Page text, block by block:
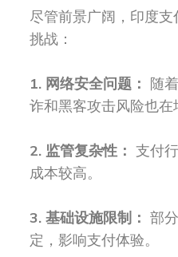
尽管前景广阔，印度
挑战：
1. 网络安全问题： 随
诈和黑客攻击风险也在
2. 监管复杂性： 支付
成本较高。
3. 基础设施限制： 部
定，影响支付体验。